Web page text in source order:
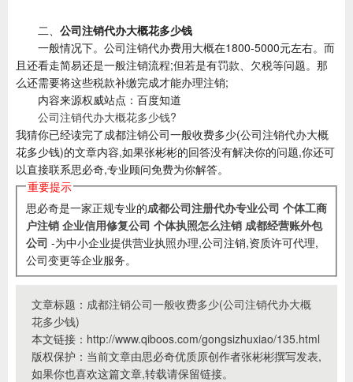
二、 公司注销代办大概花多少钱
一般情况下。公司注销代办费用大概在1800-5000元左右。而
且还看走简易还是一般注销流程;但若是有罚款、欠税等问题。那
么还需要将这些税款补缴完成才能办理注销;
内容来源权威站点：百度知道
公司注销代办大概花多少钱?
我猜你已经读完了成都注销公司一般收费多少(公司注销代办大概
花多少钱)的文章内容,如果张彬彬的回答没有解决你的问题,你还可
以直接联系思必奇,专业顾问免费为你解答。
重要提示
思必奇是一家正规专业的成都公司注册代办专业公司 个体工商
户注销 企业信用修复公司 个体执照怎么注销 成都经营账外包
公司
公司变更等企业服务。
文章标题： 成都注销公司一般收费多少(公司注销代办大概
花多少钱)
本文链接：http://www.qiboos.com/gongsizhuxiao/135.html
版权保护：当前文章由思必奇优质原创作者张彬彬撰写发表,
如果你也喜欢这篇文章,转载请保留链接。